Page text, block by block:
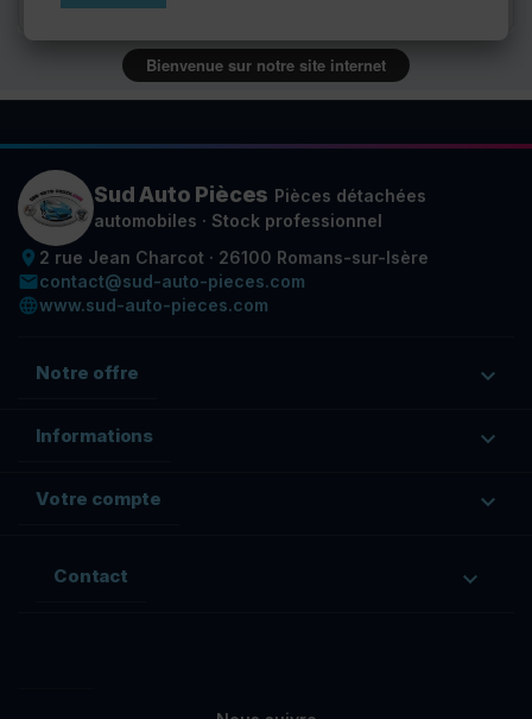
Sud Auto Pièces Pièces détachées
automobiles · Stock professionnel
place 2 rue Jean Charcot · 26100 Romans-sur-Isère
emailcontact@sud-auto-pieces.com
languagewww.sud-auto-pieces.com
Notre offre 
Informations 
Votre compte 
Contact 
Bienvenue sur notre site internet